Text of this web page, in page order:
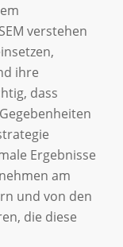
verstehen
ihre
dass
Ergebnisse
am
und von den
die diese